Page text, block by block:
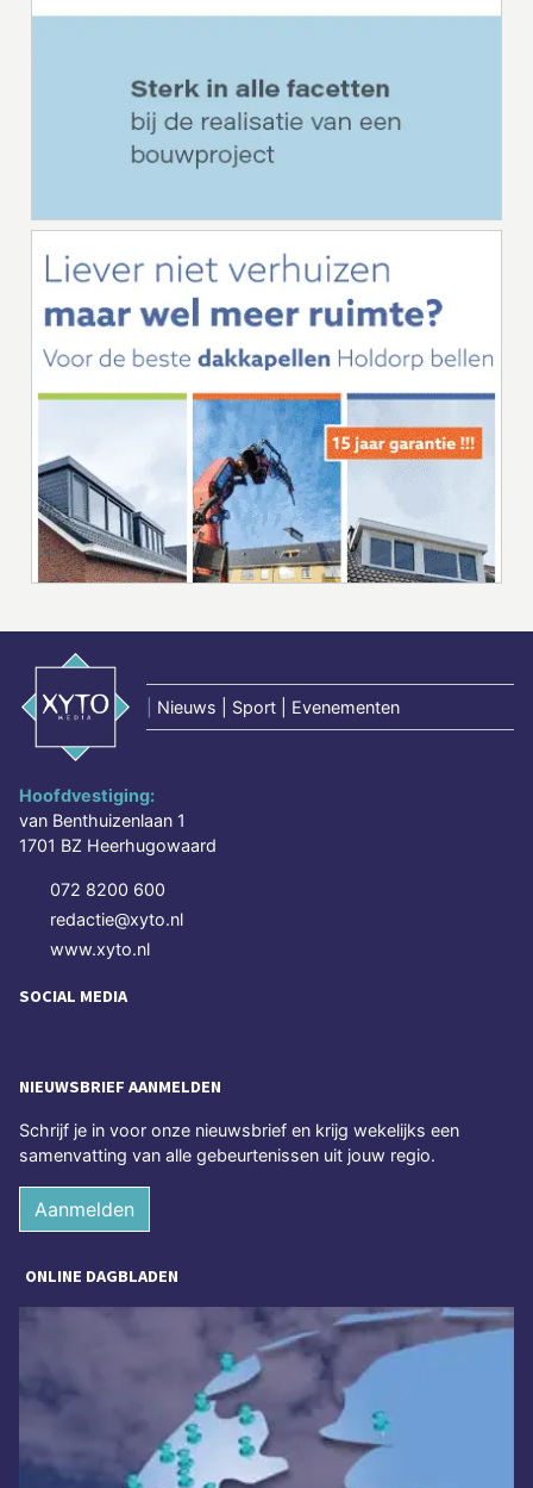
Nieuws | Sport | Evenementen
Hoofdvestiging:
van Benthuizenlaan 1
1701 BZ Heerhugowaard
072 8200 600
redactie@xyto.nl
www.xyto.nl
SOCIAL MEDIA
NIEUWSBRIEF AANMELDEN
Schrijf je in voor onze nieuwsbrief en krijg wekelijks een
samenvatting van alle gebeurtenissen uit jouw regio.
Aanmelden
ONLINE DAGBLADEN